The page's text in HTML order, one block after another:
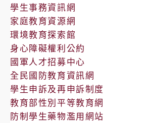
學生事務資訊網
家庭教育資源網
環境教育探索館
身心障礙權利公約
國軍人才招募中心
全民國防教育資訊網
學生申訴及再申訴制度
教育部性別平等教育網
防制學生藥物濫用網站